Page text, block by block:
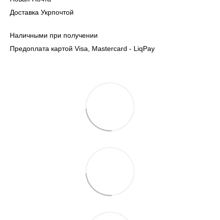
Доставка Укрпочтой
Наличными при получении
Предоплата картой Visa, Mastercard - LiqPay